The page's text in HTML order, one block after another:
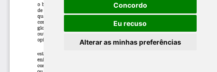
Concordo
Eu recuso
Alterar as minhas preferências